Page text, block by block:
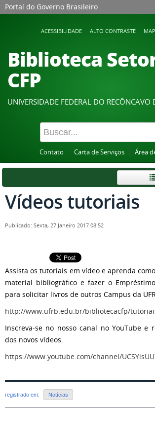
Portal do Governo Brasileiro
ACESSIBILIDADE ALTO CONTRASTE
Biblioteca
CFP
UNIVERSIDADE FEDERAL DO
Contato Carta de Serviços Área
Vídeos tutoriais
Publicado: Sexta, 27 Janeiro 2017 08:52
Assista os tutoriais em vídeo e aprenda
material bibliográfico e fazer o
para solicitar livros de outros Campus da
http://www.ufrb.edu.br/bibliotecacfp/
Inscreva-se no nosso canal no YouTube e
dos novos vídeos.
https://www.youtube.com/channel/
registrado em: Notícias